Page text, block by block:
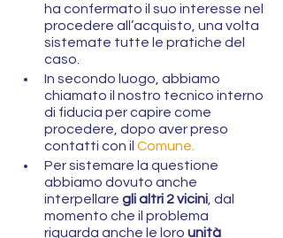
ha confermato il suo interesse nel
procedere all’acquisto, una volta
sistemate tutte le pratiche del
caso.
In secondo luogo, abbiamo
chiamato il nostro tecnico interno
di fiducia per capire come
procedere, dopo aver preso
contatti con il Comune.
Per sistemare la questione
abbiamo dovuto anche
interpellare gli altri 2 vicini , dal
momento che il problema
riguarda anche le loro unità